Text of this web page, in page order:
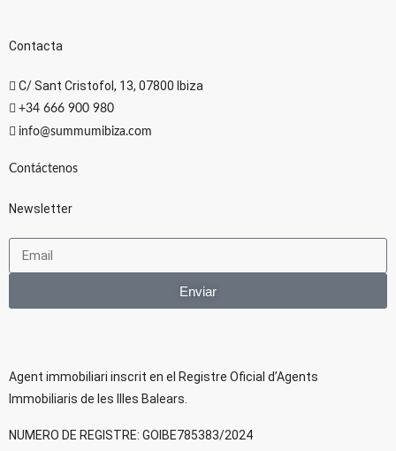
Contacta
C/ Sant Cristofol, 13, 07800 Ibiza
+34 666 900 980
info@summumibiza.com
Contáctenos
Newsletter
Enviar
Agent immobiliari inscrit en el Registre Oficial d’Agents
lmmobiliaris de les llles Balears.
NUMERO DE REGISTRE: GOIBE785383/2024